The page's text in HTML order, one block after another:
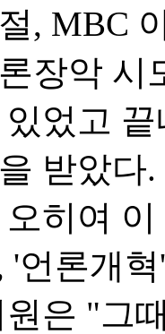
, MBC
장악 시
었고
받았다
히여
'언론개
은 "그